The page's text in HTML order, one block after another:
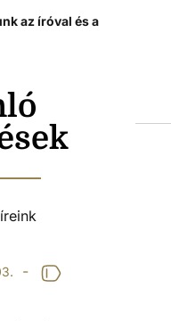
az íróval és a
-